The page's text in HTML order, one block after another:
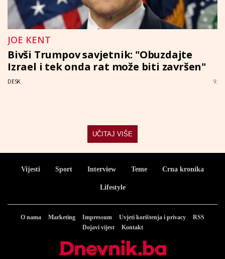
JOE KENT
Bivši Trumpov savjetnik: "Obuzdajte
Izrael i tek onda rat može biti završen"
DESK 9:
UČITAJ VIŠE
Vijesti Sport Interview Teme Crna kronika
Lifestyle
O nama Marketing Impressum Uvjeti korištenja i privacy
RSS
Dojavi vijest
Kontakt